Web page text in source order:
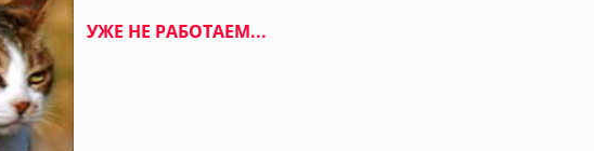
УЖЕ НЕ РАБОТАЕМ...